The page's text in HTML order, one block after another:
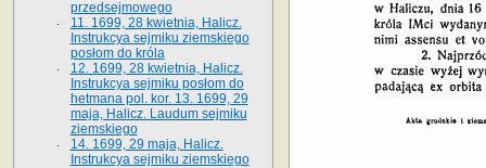
przedsejmowego
11. 1699, 28 kwietnia, Halicz.
Instrukcya sejmiku ziemskiego
posłom do króla
12. 1699, 28 kwietnia, Halicz.
Instrukcya sejmiku posłom do
hetmana pol. kor. 13. 1699, 29
maja, Halicz. Laudum sejmiku
ziemskiego
14. 1699, 29 maja, Halicz.
Instrukcya sejmiku ziemskiego